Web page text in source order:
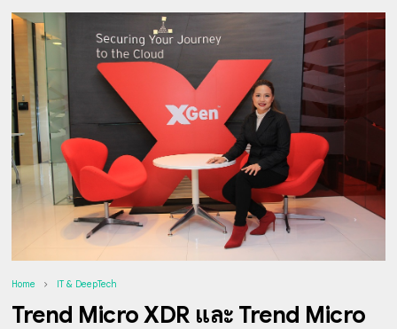
Home IT & DeepTech
Trend Micro XDR และ Trend Micro